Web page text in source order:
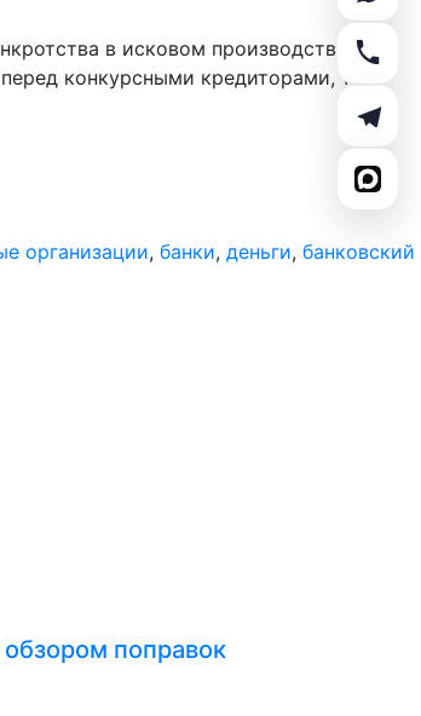
в исковом производстве по
конкурсными кредиторами, то
организации, банки, деньги, банковский
поправок